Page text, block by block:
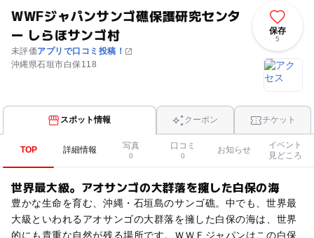
WWFジャパンサンゴ礁保護研究センタ
ー しらほサンゴ村
未評価アプリで口コミ投稿！
沖縄県石垣市白保118
保存
5
スポット情報 クーポン チケット
TOP 詳細情報 写真
0
口コミ
0
お知らせ
イベント
見どころ
世界最大級。アオサンゴの大群落を擁した白保の海
豊かな生命を育む、沖縄・石垣島のサンゴ礁。中でも、世界最
大級といわれるアオサンゴの大群落を擁した白保の海は、世界
的にも貴重な自然が残る場所です。ＷＷＦジャパンはこの白保